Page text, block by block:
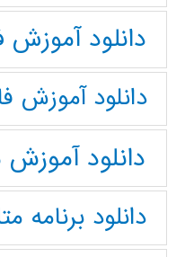
دانلود
دانلود
دانلود
دانلود برنامه